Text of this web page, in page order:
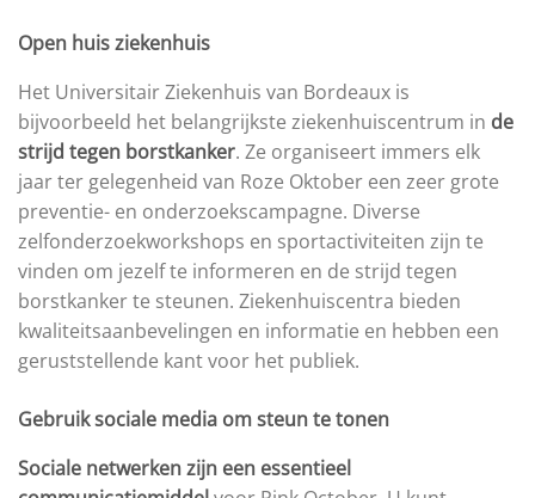
Open huis ziekenhuis
Het Universitair Ziekenhuis van Bordeaux is
bijvoorbeeld het belangrijkste ziekenhuiscentrum in de
strijd tegen borstkanker. Ze organiseert immers elk
jaar ter gelegenheid van Roze Oktober een zeer grote
preventie- en onderzoekscampagne. Diverse
zelfonderzoekworkshops en sportactiviteiten zijn te
vinden om jezelf te informeren en de strijd tegen
borstkanker te steunen. Ziekenhuiscentra bieden
kwaliteitsaanbevelingen en informatie en hebben een
geruststellende kant voor het publiek.
Gebruik sociale media om steun te tonen
Sociale netwerken zijn een essentieel